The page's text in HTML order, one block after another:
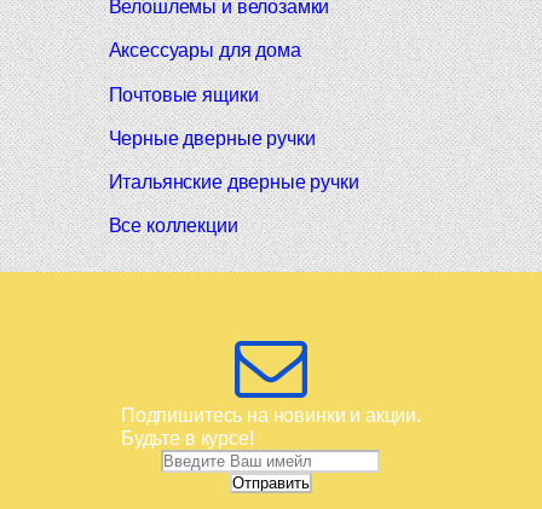
Велошлемы и велозамки
Аксессуары для дома
Почтовые ящики
Черные дверные ручки
Итальянские дверные ручки
Все коллекции
Подпишитесь на новинки и акции.
Будьте в курсе!